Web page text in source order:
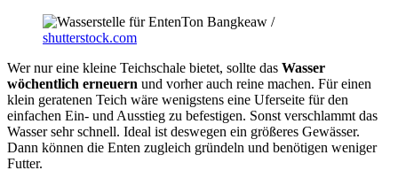
Ton Bangkeaw /
shutterstock.com
Wer nur eine kleine Teichschale bietet, sollte das Wasser
wöchentlich erneuern und vorher auch reine machen. Für einen
klein geratenen Teich wäre wenigstens eine Uferseite für den
einfachen Ein- und Ausstieg zu befestigen. Sonst verschlammt das
Wasser sehr schnell. Ideal ist deswegen ein größeres Gewässer.
Dann können die Enten zugleich gründeln und benötigen weniger
Futter.